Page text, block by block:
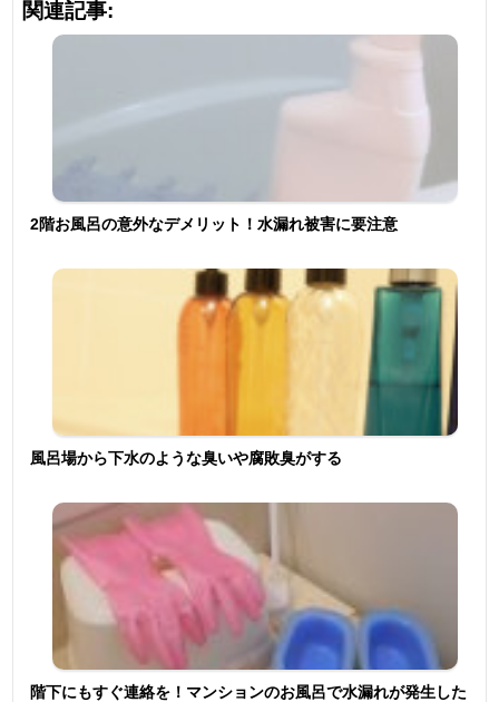
関連記事:
2階お風呂の意外なデメリット！水漏れ被害に要注意
風呂場から下水のような臭いや腐敗臭がする
階下にもすぐ連絡を！マンションのお風呂で水漏れが発生した